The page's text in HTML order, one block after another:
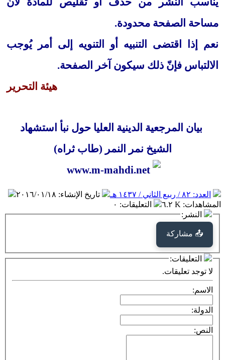
مساحة الصفحة محدودة.
نعم إذا اقتضى التنبيه أو التنويه إلى أمر يُوجب
الالتباس فإنّ ذلك سيكون آخر الصفحة.
هيئة التحرير
بيان المرجعية الدينية العليا حول نبأ استشهاد
الشيخ نمر النمر (طاب ثراه)
العدد: ٨٢ / ربيع الثاني / ١٤٣٧ هـ تاريخ الإنشاء: ٢٠١٦/٠١/١٨
المشاهدات: ٦.٢ K التعليقات: ٠
النشر:
📤 مشاركة
التعليقات:
لا توجد تعليقات.
الاسم:
الدولة:
النص: